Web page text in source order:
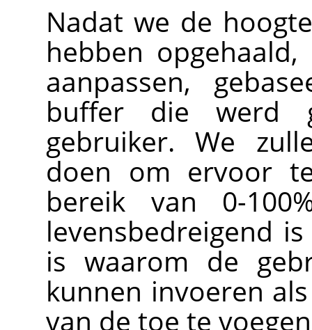
Nadat we de
hebben
aanpassen,
buffer die werd
gebruiker. We
doen om ervoor
bereik van 0-
levensbedreigend
is waarom de
kunnen invoeren
van de toe te